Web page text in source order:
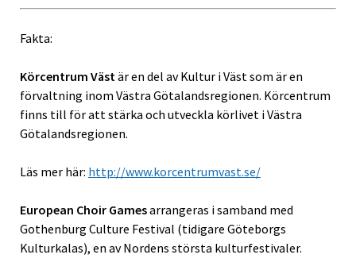
Fakta:
Körcentrum Västär en del av Kultur i Väst som är en
förvaltning inom Västra Götalandsregionen. Körcentrum
finns till för att stärka och utveckla körlivet i Västra
Götalandsregionen.
Läs mer här: http://www.korcentrumvast.se/
European Choir Gamesarrangeras i samband med
Gothenburg Culture Festival (tidigare Göteborgs
Kulturkalas), en av Nordens största kulturfestivaler.